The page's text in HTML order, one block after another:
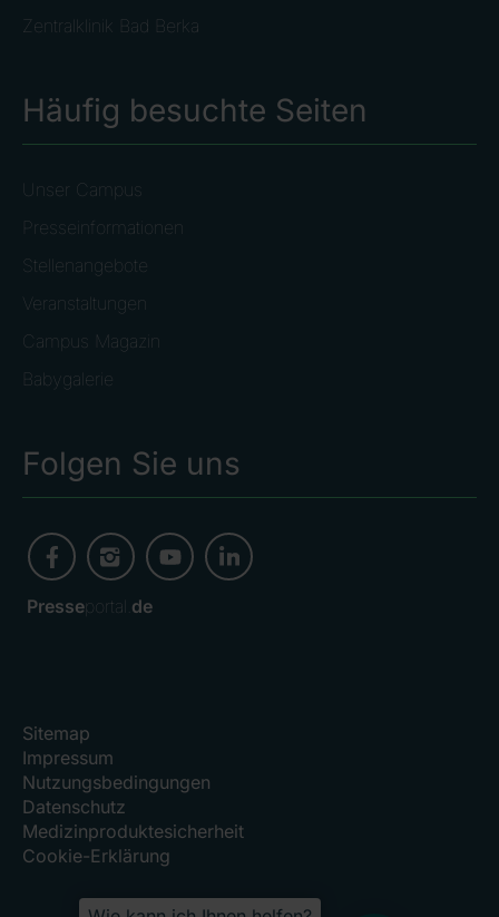
Zentralklinik Bad Berka
Häufig besuchte Seiten
Unser Campus
Presseinformationen
Stellenangebote
Veranstaltungen
Campus Magazin
Babygalerie
Folgen Sie uns
Presseportal. de
Sitemap
Impressum
Nutzungsbedingungen
Datenschutz
Medizinproduktesicherheit
Cookie-Erklärung